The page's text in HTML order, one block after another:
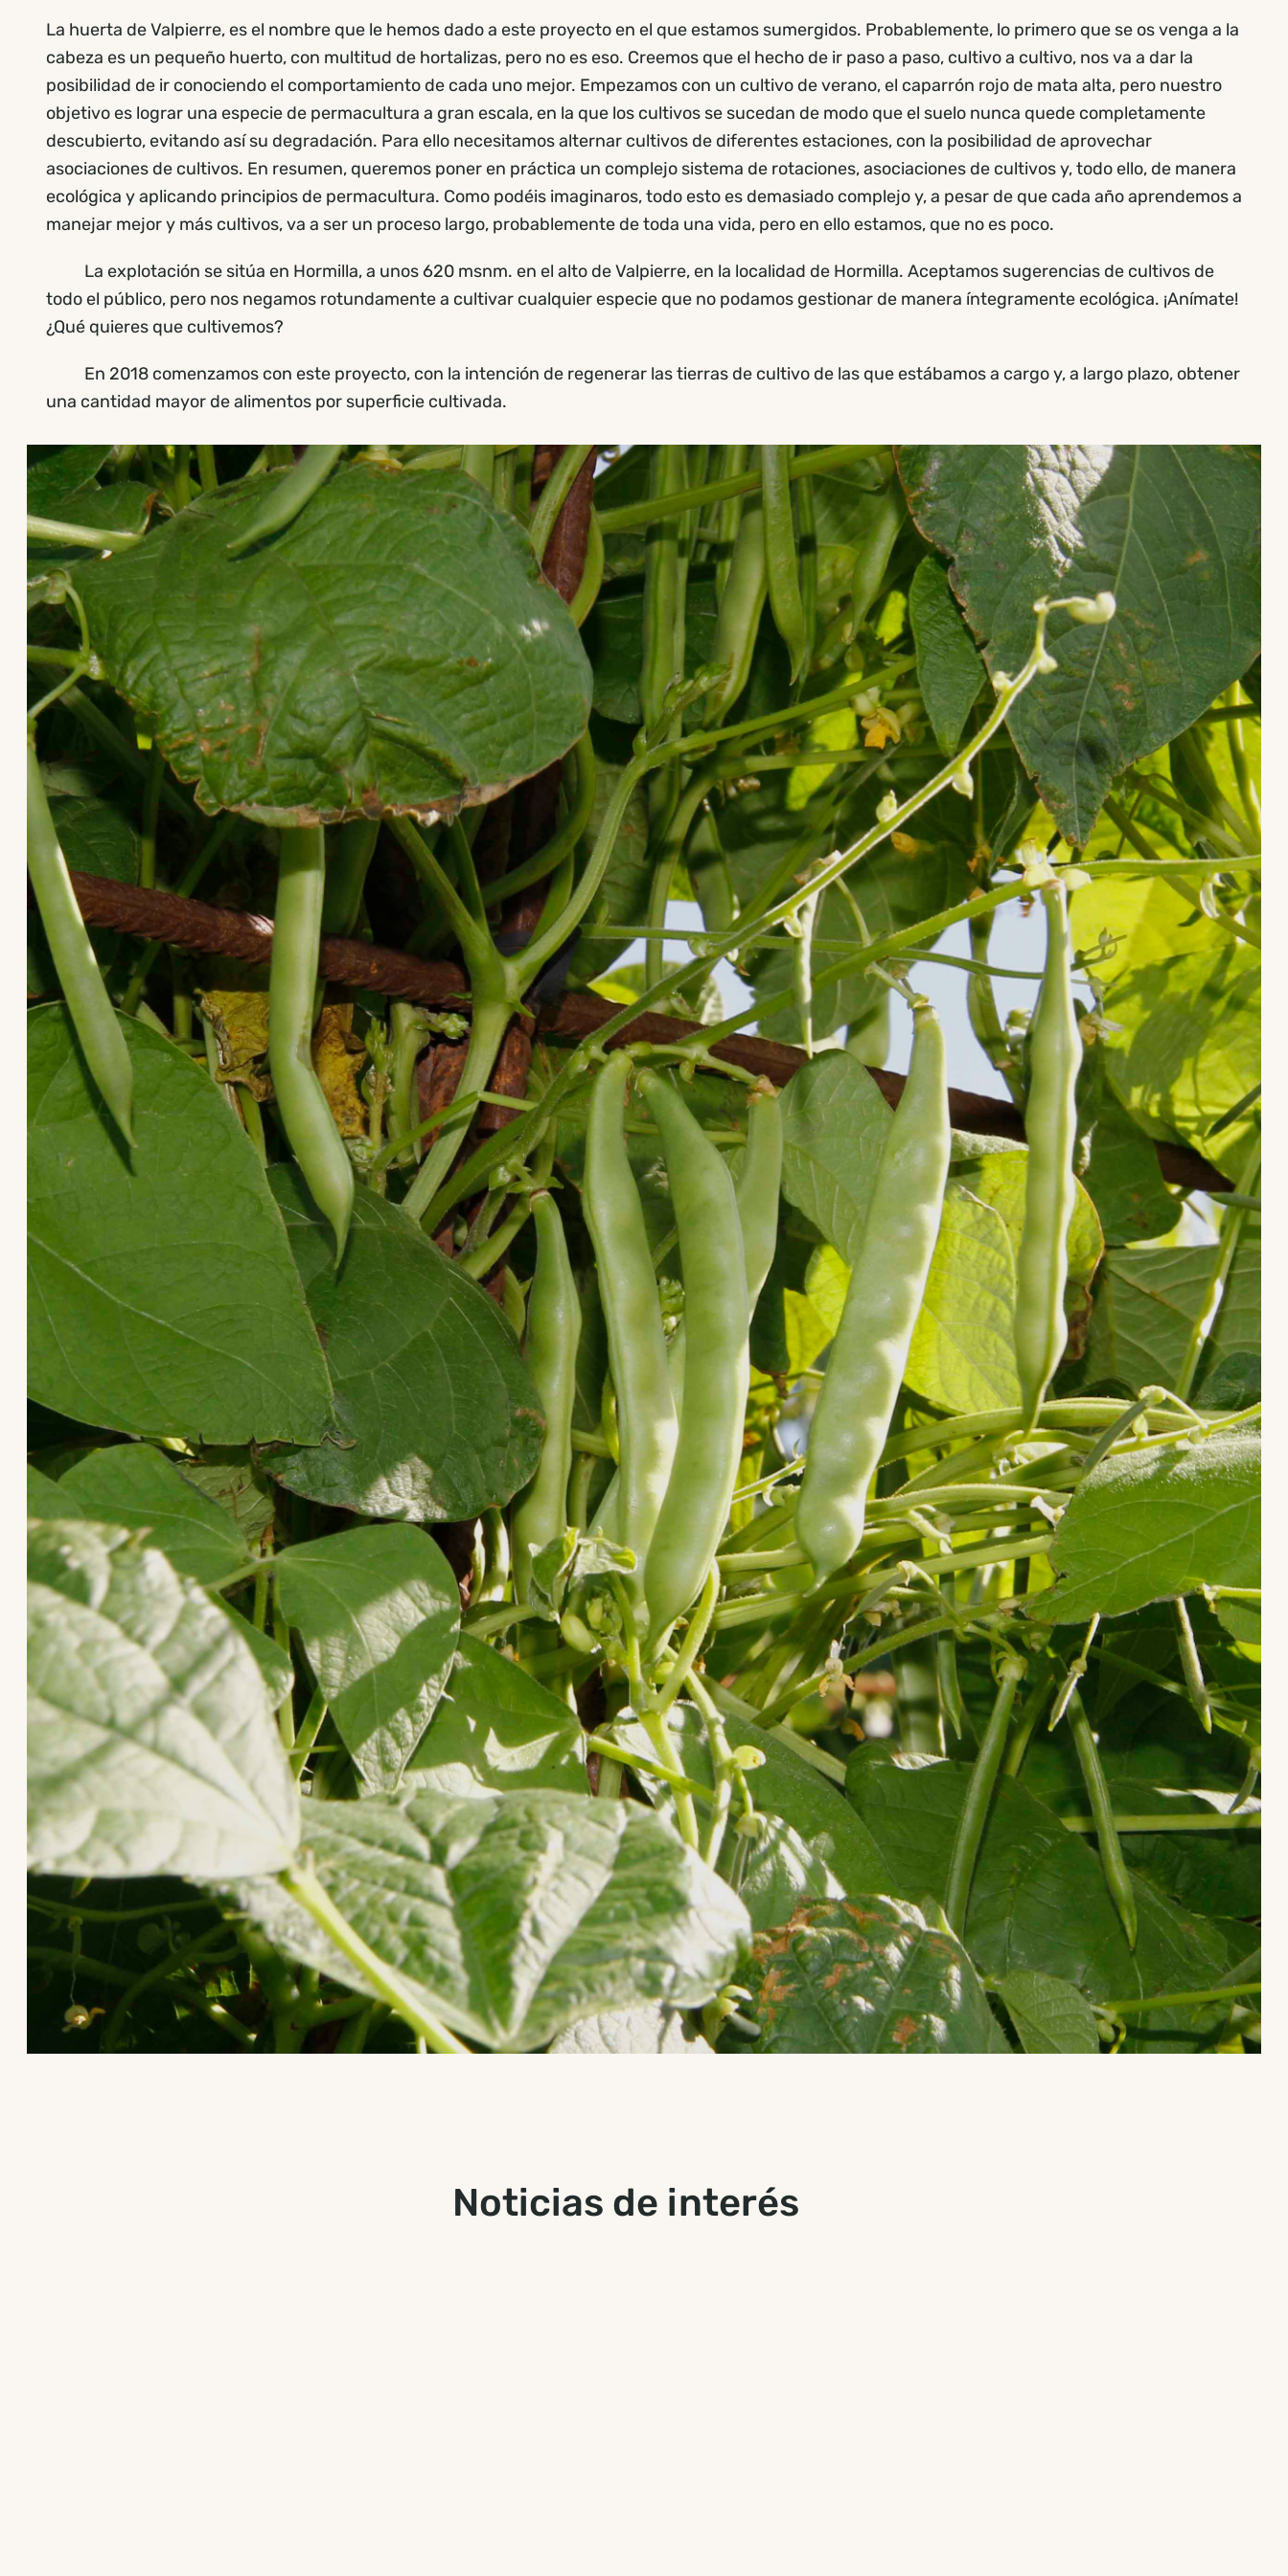
La huerta de Valpierre, es el nombre que le hemos dado a este proyecto en el que estamos sumergidos. Probablemente, lo primero que se os venga a la
cabeza es un pequeño huerto, con multitud de hortalizas, pero no es eso. Creemos que el hecho de ir paso a paso, cultivo a cultivo, nos va a dar la
posibilidad de ir conociendo el comportamiento de cada uno mejor. Empezamos con un cultivo de verano, el caparrón rojo de mata alta, pero nuestro
objetivo es lograr una especie de permacultura a gran escala, en la que los cultivos se sucedan de modo que el suelo nunca quede completamente
descubierto, evitando así su degradación. Para ello necesitamos alternar cultivos de diferentes estaciones, con la posibilidad de aprovechar
asociaciones de cultivos. En resumen, queremos poner en práctica un complejo sistema de rotaciones, asociaciones de cultivos y, todo ello, de manera
ecológica y aplicando principios de permacultura. Como podéis imaginaros, todo esto es demasiado complejo y, a pesar de que cada año aprendemos a
manejar mejor y más cultivos, va a ser un proceso largo, probablemente de toda una vida, pero en ello estamos, que no es poco.
La explotación se sitúa en Hormilla, a unos 620 msnm. en el alto de Valpierre, en la localidad de Hormilla. Aceptamos sugerencias de cultivos de
todo el público, pero nos negamos rotundamente a cultivar cualquier especie que no podamos gestionar de manera íntegramente ecológica. ¡Anímate!
¿Qué quieres que cultivemos?
En 2018 comenzamos con este proyecto, con la intención de regenerar las tierras de cultivo de las que estábamos a cargo y, a largo plazo, obtener
una cantidad mayor de alimentos por superficie cultivada.
Noticias de interés